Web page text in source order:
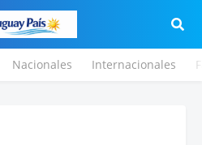
Nacionales Internacionales